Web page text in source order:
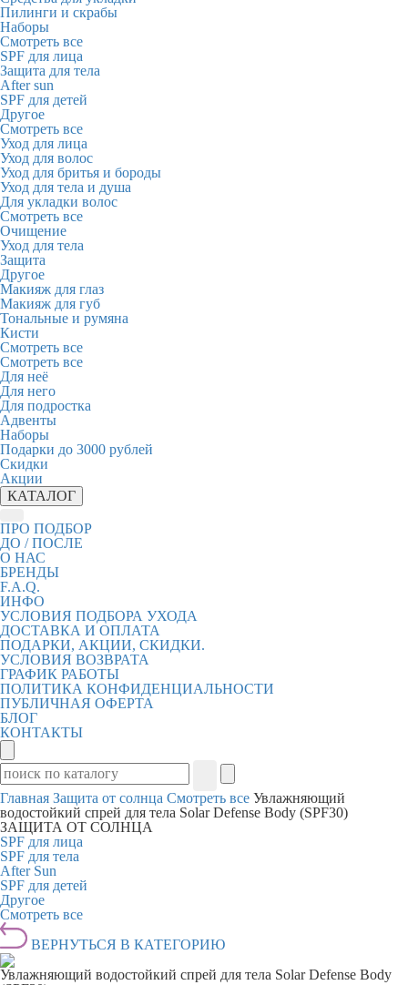
Пилинги и скрабы
Наборы
Смотреть все
SPF для лица
Защита для тела
After sun
SPF для детей
Другое
Смотреть все
Уход для лица
Уход для волос
Уход для бритья и бороды
Уход для тела и душа
Для укладки волос
Смотреть все
Очищение
Уход для тела
Защита
Другое
Макияж для глаз
Макияж для губ
Тональные и румяна
Кисти
Смотреть все
Смотреть все
Для неё
Для него
Для подростка
Адвенты
Наборы
Подарки до 3000 рублей
Скидки
Акции
КАТАЛОГ
ПРО ПОДБОР
ДО / ПОСЛЕ
О НАС
БРЕНДЫ
F.A.Q.
ИНФО
УСЛОВИЯ ПОДБОРА УХОДА
ДОСТАВКА И ОПЛАТА
ПОДАРКИ, АКЦИИ, СКИДКИ.
УСЛОВИЯ ВОЗВРАТА
ГРАФИК РАБОТЫ
ПОЛИТИКА КОНФИДЕНЦИАЛЬНОСТИ
ПУБЛИЧНАЯ ОФЕРТА
БЛОГ
КОНТАКТЫ
Главная Защита от солнца Смотреть все Увлажняющий
водостойкий спрей для тела Solar Defense Body (SPF30)
ЗАЩИТА ОТ СОЛНЦА
SPF для лица
SPF для тела
After Sun
SPF для детей
Другое
Смотреть все
ВЕРНУТЬСЯ В КАТЕГОРИЮ
Увлажняющий водостойкий спрей для тела Solar Defense Body